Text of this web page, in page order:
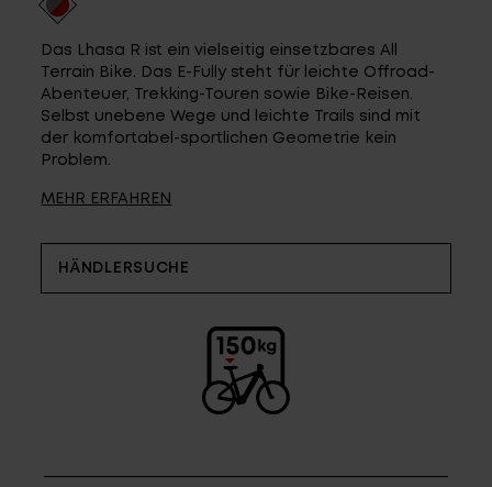
Wir sind Qualität
Fragen - Antworten / FAQ
Finde die richtige Rahmengröße
Das Lhasa R ist ein vielseitig einsetzbares All
Terrain Bike. Das E-Fully steht für leichte Offroad-
Abenteuer, Trekking-Touren sowie Bike-Reisen.
Selbst unebene Wege und leichte Trails sind mit
der komfortabel-sportlichen Geometrie kein
Problem.
MEHR ERFAHREN
HÄNDLERSUCHE